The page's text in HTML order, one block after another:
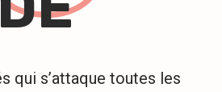
qui s’attaque toutes les